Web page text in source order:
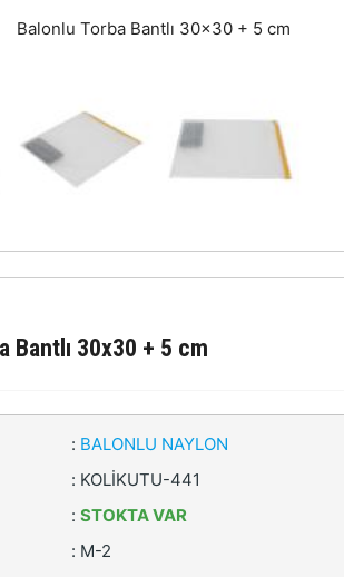
Balonlu Torba Bantlı 30x30 + 5 cm
Bantlı 30x30 + 5 cm
: BALONLU NAYLON
: KOLİKUTU-441
: STOKTA VAR
: M-2